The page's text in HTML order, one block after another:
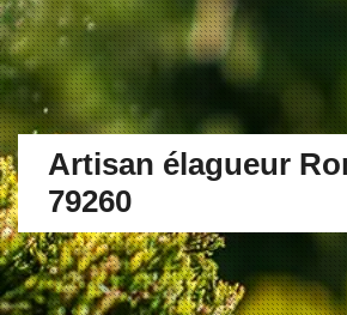
Artisan élagueur
79260